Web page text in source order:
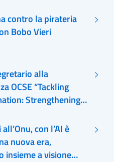
contro la pirateria
Bobo Vieri
alla
OCSE “Tackling
Strengthening
con l’AI è
nuova era,
insieme a visione